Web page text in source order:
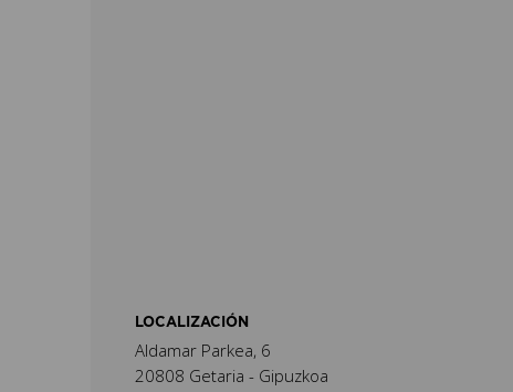
LOCALIZACIÓN
Aldamar Parkea, 6
20808 Getaria - Gipuzkoa